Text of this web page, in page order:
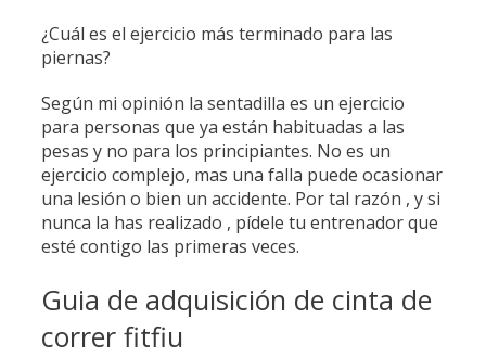
¿Cuál es el ejercicio más terminado para las
piernas?
Según mi opinión la sentadilla es un ejercicio
para personas que ya están habituadas a las
pesas y no para los principiantes. No es un
ejercicio complejo, mas una falla puede ocasionar
una lesión o bien un accidente. Por tal razón , y si
nunca la has realizado , pídele tu entrenador que
esté contigo las primeras veces.
Guia de adquisición de cinta de
correr fitfiu